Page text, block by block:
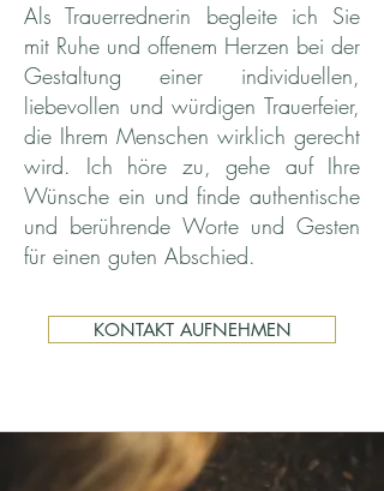
Als Trauerrednerin begleite ich Sie
mit Ruhe und offenem Herzen bei der
Gestaltung einer individuellen,
liebevollen und würdigen Trauerfeier,
die Ihrem Menschen wirklich gerecht
wird. Ich höre zu, gehe auf Ihre
Wünsche ein und finde authentische
und berührende Worte und Gesten
für einen guten Abschied.
KONTAKT AUFNEHMEN